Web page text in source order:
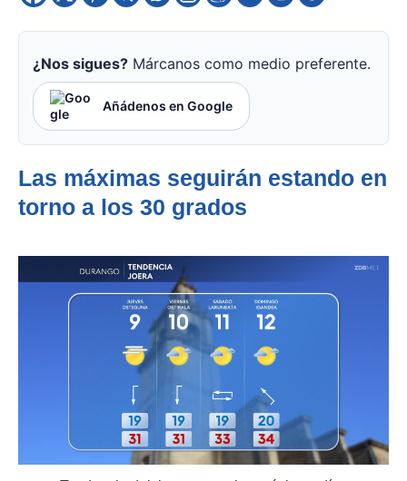
¿Nos sigues? Márcanos como medio preferente.
Añádenos en Google
Las máximas seguirán estando en
torno a los 30 grados